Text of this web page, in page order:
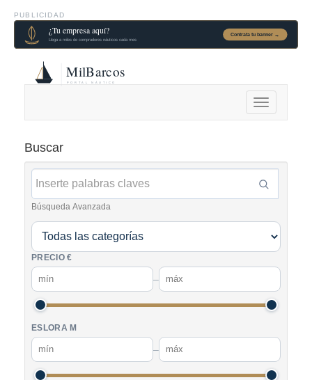
PUBLICIDAD
Alternar
navegación
Buscar
Búsqueda Avanzada
PRECIO €
–
ESLORA M
–